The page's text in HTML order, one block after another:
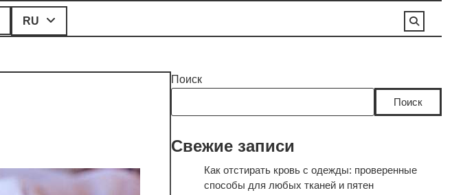
RU
Поиск
Поиск
Свежие записи
Как отстирать кровь с одежды: проверенные
способы для любых тканей и пятен